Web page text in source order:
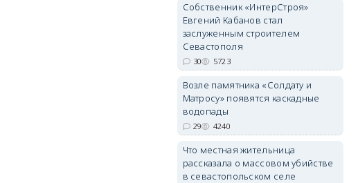
Собственник «ИнтерСтроя»
Евгений Кабанов стал
заслуженным строителем
Севастополя
30 5723
Возле памятника «Солдату и
Матросу» появятся каскадные
водопады
29 4240
Что местная жительница
рассказала о массовом убийстве
в севастопольском селе